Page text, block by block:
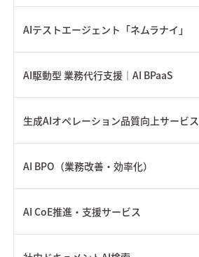
AIテストエージェント「ネムラナイ」
AI駆動型 業務代行支援｜AI BPaaS
生成AIオペレーション品質向上サービス
AI BPO（業務改善・効率化）
AI CoE推進・支援サービス